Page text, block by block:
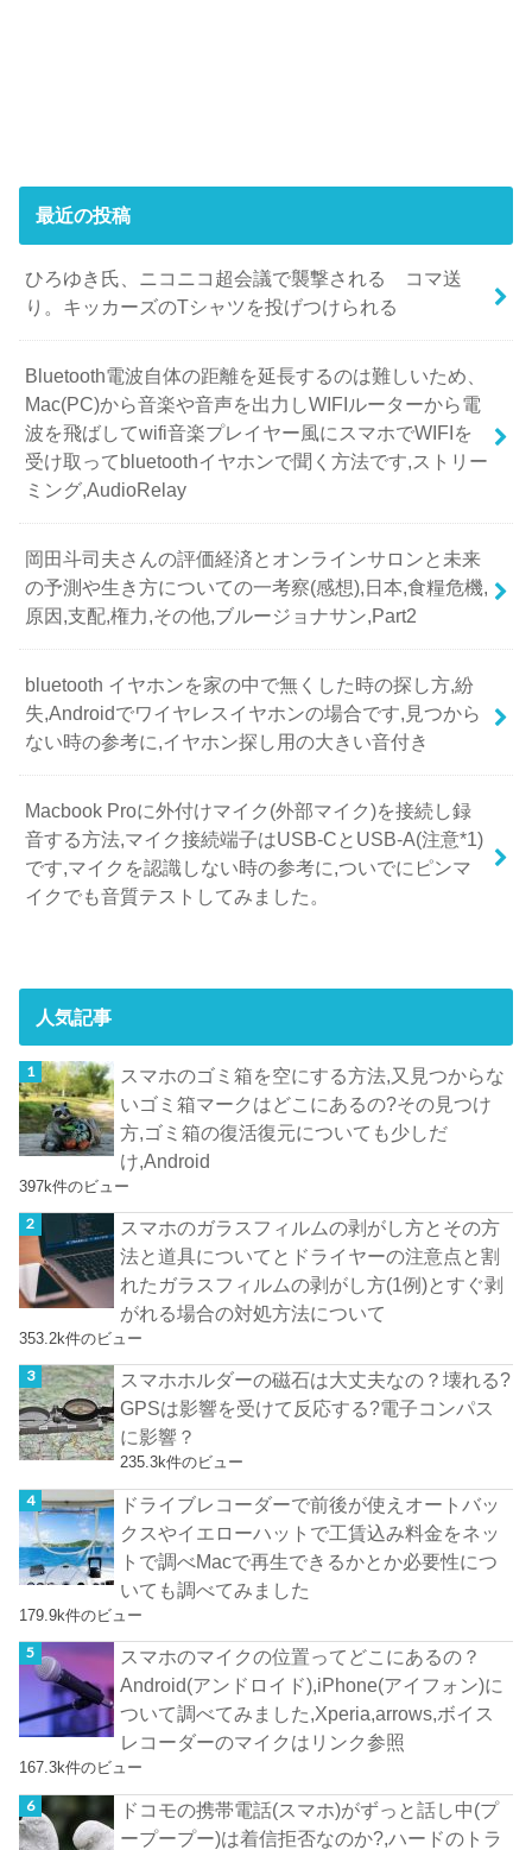
最近の投稿
ひろゆき氏、ニコニコ超会議で襲撃される コマ送
り。キッカーズのTシャツを投げつけられる
Bluetooth電波自体の距離を延長するのは難しいため、
Mac(PC)から音楽や音声を出力しWIFIルーターから電
波を飛ばしてwifi音楽プレイヤー風にスマホでWIFIを
受け取ってbluetoothイヤホンで聞く方法です,ストリー
ミング,AudioRelay
岡田斗司夫さんの評価経済とオンラインサロンと未来
の予測や生き方についての一考察(感想),日本,食糧危機,
原因,支配,権力,その他,ブルージョナサン,Part2
bluetooth イヤホンを家の中で無くした時の探し方,紛
失,Androidでワイヤレスイヤホンの場合です,見つから
ない時の参考に,イヤホン探し用の大きい音付き
Macbook Proに外付けマイク(外部マイク)を接続し録
音する方法,マイク接続端子はUSB-CとUSB-A(注意*1)
です,マイクを認識しない時の参考に,ついでにピンマ
イクでも音質テストしてみました。
人気記事
スマホのゴミ箱を空にする方法,又見つからな
いゴミ箱マークはどこにあるの?その見つけ
方,ゴミ箱の復活復元についても少しだ
け,Android
397k件のビュー
スマホのガラスフィルムの剥がし方とその方
法と道具についてとドライヤーの注意点と割
れたガラスフィルムの剥がし方(1例)とすぐ剥
がれる場合の対処方法について
353.2k件のビュー
スマホホルダーの磁石は大丈夫なの？壊れる?
GPSは影響を受けて反応する?電子コンパス
に影響？
235.3k件のビュー
ドライブレコーダーで前後が使えオートバッ
クスやイエローハットで工賃込み料金をネッ
トで調べMacで再生できるかとか必要性につ
いても調べてみました
179.9k件のビュー
スマホのマイクの位置ってどこにあるの？
Android(アンドロイド),iPhone(アイフォン)に
ついて調べてみました,Xperia,arrows,ボイス
レコーダーのマイクはリンク参照
167.3k件のビュー
ドコモの携帯電話(スマホ)がずっと話し中(プ
ープープー)は着信拒否なのか?,ハードのトラ